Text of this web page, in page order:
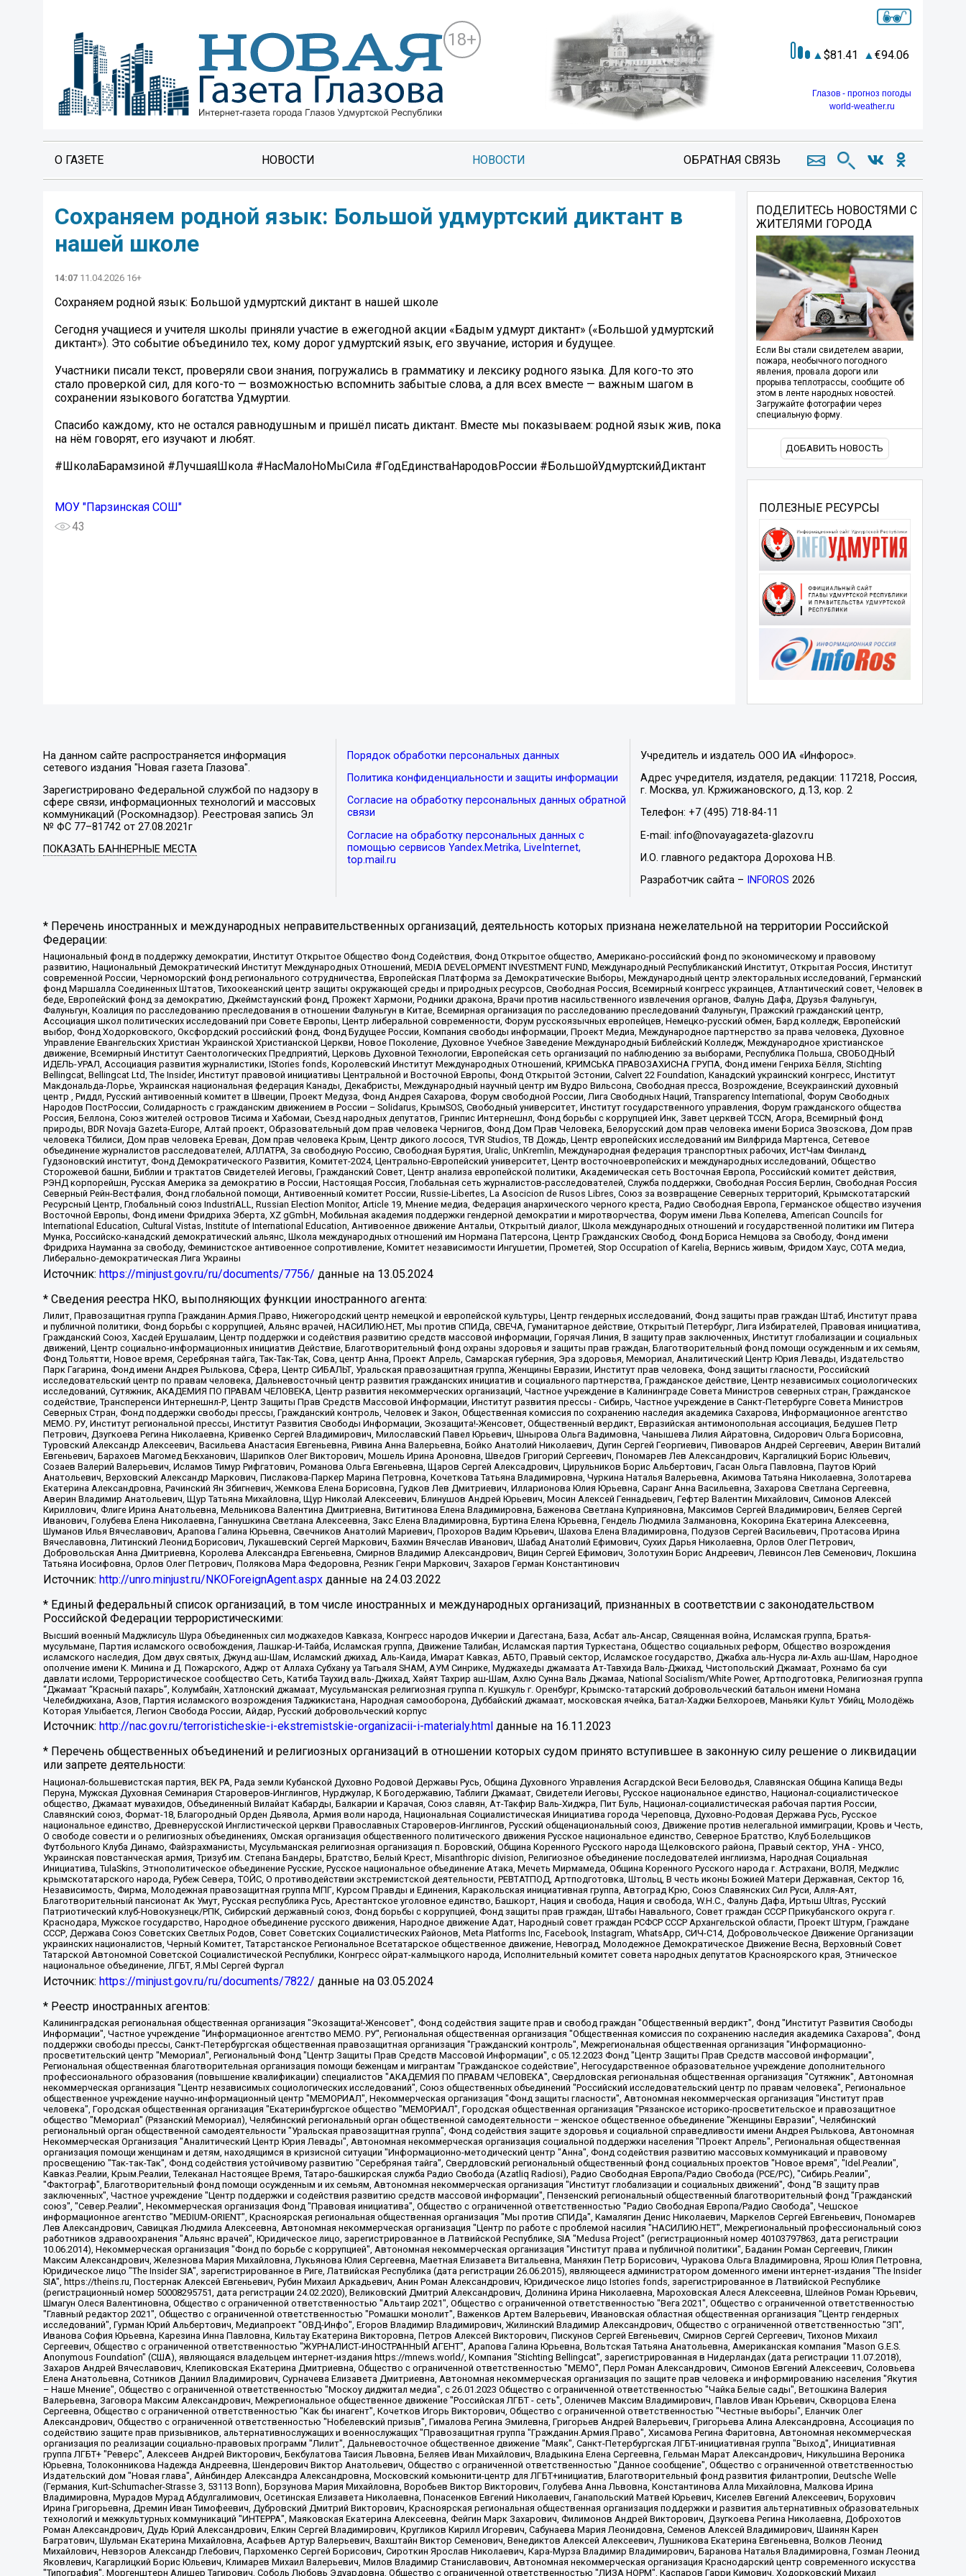
18+
81.41 94.06
Глазов - прогноз погоды
world-weather.ru
О ГАЗЕТЕ НОВОСТИ НОВОСТИ ОБРАТНАЯ СВЯЗЬ
Сохраняем родной язык: Большой удмуртский диктант в
нашей школе ️
14:07 11.04.2026 16+
Сохраняем родной язык: Большой удмуртский диктант в нашей школе ️
Сегодня учащиеся и учителя школы приняли участие в ежегодной акции «Бадӟым удмурт диктант» («Большой удмуртский
диктант»). Это событие объединило тех, кому дорог удмуртский язык, его звучание, история и будущее.
Участники писали текст, проверяли свои знания, погружались в грамматику и лексику родного языка. Для кого-то это
стало проверкой сил, для кого-то — возможностью вспомнить забытые слова, а для всех вместе — важным шагом в
сохранении языкового богатства Удмуртии.
Спасибо каждому, кто не остался равнодушным и пришёл писать диктант. Вместе мы показываем: родной язык жив, пока
на нём говорят, его изучают и любят.
#ШколаБарамзиной #ЛучшаяШкола #НасМалоНоМыСила #ГодЕдинстваНародовРоссии #БольшойУдмуртскийДиктант
МОУ "Парзинская СОШ"
43
ПОДЕЛИТЕСЬ НОВОСТЯМИ С
ЖИТЕЛЯМИ ГОРОДА
Если Вы стали свидетелем аварии,
пожара, необычного погодного
явления, провала дороги или
прорыва теплотрассы, сообщите об
этом в ленте народных новостей.
Загружайте фотографии через
специальную форму.
ДОБАВИТЬ НОВОСТЬ
ПОЛЕЗНЫЕ РЕСУРСЫ
На данном сайте распространяется информация
сетевого издания "Новая газета Глазова".
Зарегистрировано Федеральной службой по надзору в
сфере связи, информационных технологий и массовых
коммуникаций (Роскомнадзор). Реестровая запись Эл
№ ФС 77–81742 от 27.08.2021г
ПОКАЗАТЬ БАННЕРНЫЕ МЕСТА
Порядок обработки персональных данных
Политика конфиденциальности и защиты информации
Согласие на обработку персональных данных обратной
связи
Согласие на обработку персональных данных с
помощью сервисов Yandex.Metrika, LiveInternet,
top.mail.ru
Учредитель и издатель ООО ИА «Инфорос».
Адрес учредителя, издателя, редакции: 117218, Россия,
г. Москва, ул. Кржижановского, д.13, кор. 2
Телефон: +7 (495) 718-84-11
E-mail: info@novayagazeta-glazov.ru
И.О. главного редактора Дорохова Н.В.
Разработчик сайта – INFOROS 2026
* Перечень иностранных и международных неправительственных организаций, деятельность которых признана нежелательной на территории Российской
Федерации:
Национальный фонд в поддержку демократии, Институт Открытое Общество Фонд Содействия, Фонд Открытое общество, Американо-российский фонд по экономическому и правовому
развитию, Национальный Демократический Институт Международных Отношений, MEDIA DEVELOPMENT INVESTMENT FUND, Международный Республиканский Институт, Открытая Россия, Институт
современной России, Черноморский фонд регионального сотрудничества, Европейская Платформа за Демократические Выборы, Международный центр электоральных исследований, Германский
фонд Маршалла Соединенных Штатов, Тихоокеанский центр защиты окружающей среды и природных ресурсов, Свободная Россия, Всемирный конгресс украинцев, Атлантический совет, Человек в
беде, Европейский фонд за демократию, Джеймстаунский фонд, Прожект Хармони, Родники дракона, Врачи против насильственного извлечения органов, Фалунь Дафа, Друзья Фалуньгун,
Фалуньгун, Коалиция по расследованию преследования в отношении Фалуньгун в Китае, Всемирная организация по расследованию преследований Фалуньгун, Пражский гражданский центр,
Ассоциация школ политических исследований при Совете Европы, Центр либеральной современности, Форум русскоязычных европейцев, Немецко-русский обмен, Бард колледж, Европейский
выбор, Фонд Ходорковского, Оксфордский российский фонд, Фонд Будущее России, Компания свободы информации, Проект Медиа, Международное партнерство за права человека, Духовное
Управление Евангельских Христиан Украинской Христианской Церкви, Новое Поколение, Духовное Учебное Заведение Международный Библейский Колледж, Международное христианское
движение, Всемирный Институт Саентологических Предприятий, Церковь Духовной Технологии, Европейская сеть организаций по наблюдению за выборами, Республика Польша, СВОБОДНЫЙ
ИДЕЛЬ-УРАЛ, Ассоциация развития журналистики, IStories fonds, Королевский Институт Международных Отношений, КРИМСЬКА ПРАВОЗАХИСНА ГРУПА, Фонд имени Генриха Бёлля, Stichting
Bellingcat, Bellingcat Ltd, The Insider, Институт правовой инициативы Центральной и Восточной Европы, Фонд Открытой Эстонии, Calvert 22 Foundation, Канадский украинский конгресс, Институт
Макдональда-Лорье, Украинская национальная федерация Канады, Декабристы, Международный научный центр им Вудро Вильсона, Свободная пресса, Возрождение, Всеукраинский духовный
центр , Риддл, Русский антивоенный комитет в Швеции, Проект Медуза, Фонд Андрея Сахарова, Форум свободной России, Лига Свободных Наций, Transparеncy International, Форум Свободных
Народов ПостРоссии, Солидарность с гражданским движением в России – Solidarus, КрымSOS, Свободный университет, Институт государственного управления, Форум гражданского общества
Россия, Беллона, Союз жителей островов Тисима и Хабомаи, Съезд народных депутатов, Гринпис Интернешнл, Фонд борьбы с коррупцией Инк, Завет церквей TCCN, Агора, Всемирный фонд
природы, BDR Novaja Gazeta-Europe, Алтай проект, Образовательный дом прав человека Чернигов, Фонд Дом Прав Человека, Белорусский дом прав человека имени Бориса Звозскова, Дом прав
человека Тбилиси, Дом прав человека Ереван, Дом прав человека Крым, Центр дикого лосося, TVR Studios, ТВ Дождь, Центр европейских исследований им Вилфрида Мартенса, Сетевое
объединение журналистов расследователей, АЛЛАТРА, За свободную Россию, Свободная Бурятия, Uralic, UnKremlin, Международная федерация транспортных рабочих, ИстЧам Финланд,
Гудзоновский институт, Фонд Демократического Развития, Комитет-2024, Центрально-Европейский университет, Центр восточноевропейских и международных исследований, Общество
Сторожевой башни, Библии и трактатов Свидетелей Иеговы, Гражданский Совет, Центр анализа европейской политики, Академическая сеть Восточная Европа, Российский комитет действия,
РЭНД корпорейшн, Русская Америка за демократию в России, Настоящая Россия, Глобальная сеть журналистов-расследователей, Служба поддержки, Свободная Россия Берлин, Свободная Россия
Северный Рейн-Вестфалия, Фонд глобальной помощи, Антивоенный комитет России, Russie-Libertes, La Asocicion de Rusos Libres, Союз за возвращение Северных территорий, Крымскотатарский
Ресурсный Центр, Глобальный союз IndustriALL, Russian Election Monitor, Article 19, Мнение медиа, Федерация анархического черного креста, Радио Свободная Европа, Германское общество изучения
Восточной Европы, Фонд имени Фридриха Эберта, XZ gGmbH, Мобильная академия поддержки гендерной демократии и миротворчества, Форум имени Льва Копелева, American Councils for
International Education, Cultural Vistas, Institute of International Education, Антивоенное движение Антальи, Открытый диалог, Школа международных отношений и государственной политики им Питера
Мунка, Российско-канадский демократический альянс, Школа международных отношений им Нормана Патерсона, Центр Гражданских Свобод, Фонд Бориса Немцова за Свободу, Фонд имени
Фридриха Науманна за свободу, Феминистское антивоенное сопротивление, Комитет независимости Ингушетии, Прометей, Stop Occupation of Karelia, Вернись живым, Фридом Хаус, СОТА медиа,
Либерально-демократическая Лига Украины
Источник: https://minjust.gov.ru/ru/documents/7756/ данные на 13.05.2024
* Сведения реестра НКО, выполняющих функции иностранного агента:
Лилит, Правозащитная группа Гражданин.Армия.Право, Нижегородский центр немецкой и европейской культуры, Центр гендерных исследований, Фонд защиты прав граждан Штаб, Институт права
и публичной политики, Фонд борьбы с коррупцией, Альянс врачей, НАСИЛИЮ.НЕТ, Мы против СПИДа, СВЕЧА, Гуманитарное действие, Открытый Петербург, Лига Избирателей, Правовая инициатива,
Гражданский Союз, Хасдей Ерушалаим, Центр поддержки и содействия развитию средств массовой информации, Горячая Линия, В защиту прав заключенных, Институт глобализации и социальных
движений, Центр социально-информационных инициатив Действие, Благотворительный фонд охраны здоровья и защиты прав граждан, Благотворительный фонд помощи осужденным и их семьям,
Фонд Тольятти, Новое время, Серебряная тайга, Так-Так-Так, Сова, центр Анна, Проект Апрель, Самарская губерния, Эра здоровья, Мемориал, Аналитический Центр Юрия Левады, Издательство
Парк Гагарина, Фонд имени Андрея Рылькова, Сфера, Центр СИБАЛЬТ, Уральская правозащитная группа, Женщины Евразии, Институт прав человека, Фонд защиты гласности, Российский
исследовательский центр по правам человека, Дальневосточный центр развития гражданских инициатив и социального партнерства, Гражданское действие, Центр независимых социологических
исследований, Сутяжник, АКАДЕМИЯ ПО ПРАВАМ ЧЕЛОВЕКА, Центр развития некоммерческих организаций, Частное учреждение в Калининграде Совета Министров северных стран, Гражданское
содействие, Трансперенси Интернешнл-Р, Центр Защиты Прав Средств Массовой Информации, Институт развития прессы - Сибирь, Частное учреждение в Санкт-Петербурге Совета Министров
Северных Стран, Фонд поддержки свободы прессы, Гражданский контроль, Человек и Закон, Общественная комиссия по сохранению наследия академика Сахарова, Информационное агентство
МЕМО. РУ, Институт региональной прессы, Институт Развития Свободы Информации, Экозащита!-Женсовет, Общественный вердикт, Евразийская антимонопольная ассоциация, Бедушев Петр
Петрович, Дзугкоева Регина Николаевна, Кривенко Сергей Владимирович, Милославский Павел Юрьевич, Шнырова Ольга Вадимовна, Чанышева Лилия Айратовна, Сидорович Ольга Борисовна,
Туровский Александр Алексеевич, Васильева Анастасия Евгеньевна, Ривина Анна Валерьевна, Бойко Анатолий Николаевич, Дугин Сергей Георгиевич, Пивоваров Андрей Сергеевич, Аверин Виталий
Евгеньевич, Барахоев Магомед Бекханович, Шарипков Олег Викторович, Мошель Ирина Ароновна, Шведов Григорий Сергеевич, Пономарев Лев Александрович, Каргалицкий Борис Юльевич,
Созаев Валерий Валерьевич, Исламов Тимур Рифгатович, Романова Ольга Евгеньевна, Щаров Сергей Алексадрович, Цирульников Борис Альбертович, Гасан Ольга Павловна, Паутов Юрий
Анатольевич, Верховский Александр Маркович, Пислакова-Паркер Марина Петровна, Кочеткова Татьяна Владимировна, Чуркина Наталья Валерьевна, Акимова Татьяна Николаевна, Золотарева
Екатерина Александровна, Рачинский Ян Збигневич, Жемкова Елена Борисовна, Гудков Лев Дмитриевич, Илларионова Юлия Юрьевна, Саранг Анна Васильевна, Захарова Светлана Сергеевна,
Аверин Владимир Анатольевич, Щур Татьяна Михайловна, Щур Николай Алексеевич, Блинушов Андрей Юрьевич, Мосин Алексей Геннадьевич, Гефтер Валентин Михайлович, Симонов Алексей
Кириллович, Флиге Ирина Анатольевна, Мельникова Валентина Дмитриевна, Вититинова Елена Владимировна, Баженова Светлана Куприяновна, Максимов Сергей Владимирович, Беляев Сергей
Иванович, Голубева Елена Николаевна, Ганнушкина Светлана Алексеевна, Закс Елена Владимировна, Буртина Елена Юрьевна, Гендель Людмила Залмановна, Кокорина Екатерина Алексеевна,
Шуманов Илья Вячеславович, Арапова Галина Юрьевна, Свечников Анатолий Мариевич, Прохоров Вадим Юрьевич, Шахова Елена Владимировна, Подузов Сергей Васильевич, Протасова Ирина
Вячеславовна, Литинский Леонид Борисович, Лукашевский Сергей Маркович, Бахмин Вячеслав Иванович, Шабад Анатолий Ефимович, Сухих Дарья Николаевна, Орлов Олег Петрович,
Добровольская Анна Дмитриевна, Королева Александра Евгеньевна, Смирнов Владимир Александрович, Вицин Сергей Ефимович, Золотухин Борис Андреевич, Левинсон Лев Семенович, Локшина
Татьяна Иосифовна, Орлов Олег Петрович, Полякова Мара Федоровна, Резник Генри Маркович, Захаров Герман Константинович
Источник: http://unro.minjust.ru/NKOForeignAgent.aspx данные на 24.03.2022
* Единый федеральный список организаций, в том числе иностранных и международных организаций, признанных в соответствии с законодательством
Российской Федерации террористическими:
Высший военный Маджлисуль Шура Объединенных сил моджахедов Кавказа, Конгресс народов Ичкерии и Дагестана, База, Асбат аль-Ансар, Священная война, Исламская группа, Братья-
мусульмане, Партия исламского освобождения, Лашкар-И-Тайба, Исламская группа, Движение Талибан, Исламская партия Туркестана, Общество социальных реформ, Общество возрождения
исламского наследия, Дом двух святых, Джунд аш-Шам, Исламский джихад, Аль-Каида, Имарат Кавказ, АБТО, Правый сектор, Исламское государство, Джабха аль-Нусра ли-Ахль аш-Шам, Народное
ополчение имени К. Минина и Д. Пожарского, Аджр от Аллаха Субхану уа Тагьаля SHAM, АУМ Синрике, Муджахеды джамаата Ат-Тавхида Валь-Джихад, Чистопольский Джамаат, Рохнамо ба суи
давлати исломи, Террористическое сообщество Сеть, Катиба Таухид валь-Джихад, Хайят Тахрир аш-Шам, Ахлю Сунна Валь Джамаа, National Socialism/White Power, Артподготовка, Религиозная группа
“Джамаат “Красный пахарь”, Колумбайн, Хатлонский джамаат, Мусульманская религиозная группа п. Кушкуль г. Оренбург, Крымско-татарский добровольческий батальон имени Номана
Челебиджихана, Азов, Партия исламского возрождения Таджикистана, Народная самооборона, Дуббайский джамаат, московская ячейка, Батал-Хаджи Белхороев, Маньяки Культ Убийц, Молодёжь
Которая Улыбается, Легион Свобода России, Айдар, Русский добровольческий корпус
Источник: http://nac.gov.ru/terroristicheskie-i-ekstremistskie-organizacii-i-materialy.html данные на 16.11.2023
* Перечень общественных объединений и религиозных организаций в отношении которых судом принято вступившее в законную силу решение о ликвидации
или запрете деятельности:
Национал-большевистская партия, ВЕК РА, Рада земли Кубанской Духовно Родовой Державы Русь, Община Духовного Управления Асгардской Веси Беловодья, Славянская Община Капища Веды
Перуна, Мужская Духовная Семинария Староверов-Инглингов, Нурджулар, К Богодержавию, Таблиги Джамаат, Свидетели Иеговы, Русское национальное единство, Национал-социалистическое
общество, Джамаат мувахидов, Объединенный Вилайат Кабарды, Балкарии и Карачая, Союз славян, Ат-Такфир Валь-Хиджра, Пит Буль, Национал-социалистическая рабочая партия России,
Славянский союз, Формат-18, Благородный Орден Дьявола, Армия воли народа, Национальная Социалистическая Инициатива города Череповца, Духовно-Родовая Держава Русь, Русское
национальное единство, Древнерусской Инглистической церкви Православных Староверов-Инглингов, Русский общенациональный союз, Движение против нелегальной иммиграции, Кровь и Честь,
О свободе совести и о религиозных объединениях, Омская организация общественного политического движения Русское национальное единство, Северное Братство, Клуб Болельщиков
Футбольного Клуба Динамо, Файзрахманисты, Мусульманская религиозная организация п. Боровский, Община Коренного Русского народа Щелковского района, Правый сектор, УНА - УНСО,
Украинская повстанческая армия, Тризуб им. Степана Бандеры, Братство, Белый Крест, Misanthropic division, Религиозное объединение последователей инглиизма, Народная Социальная
Инициатива, TulaSkins, Этнополитическое объединение Русские, Русское национальное объединение Атака, Мечеть Мирмамеда, Община Коренного Русского народа г. Астрахани, ВОЛЯ, Меджлис
крымскотатарского народа, Рубеж Севера, ТОЙС, О противодействии экстремистской деятельности, РЕВТАТПОД, Артподготовка, Штольц, В честь иконы Божией Матери Державная, Сектор 16,
Независимость, Фирма, Молодежная правозащитная группа МПГ, Курсом Правды и Единения, Каракольская инициативная группа, Автоград Крю, Союз Славянских Сил Руси, Алля-Аят,
Благотворительный пансионат Ак Умут, Русская республика Русь, Арестантское уголовное единство, Башкорт, Нация и свобода, Нация и свобода, W.H.С., Фалунь Дафа, Иртыш Ultras, Русский
Патриотический клуб-Новокузнецк/РПК, Сибирский державный союз, Фонд борьбы с коррупцией, Фонд защиты прав граждан, Штабы Навального, Совет граждан СССР Прикубанского округа г.
Краснодара, Мужское государство, Народное объединение русского движения, Народное движение Адат, Народный совет граждан РСФСР СССР Архангельской области, Проект Штурм, Граждане
СССР, Держава Союз Советских Светлых Родов, Совет Советских Социалистических Районов, Meta Platforms Inc, Facebook, Instagram, WhatsApp, СИЧ-С14, Добровольческое Движение Организации
украинских националистов, Черный Комитет, Татарстанское Региональное Всетатарское общественное движение, Невоград, Молодежное Демократическое Движение Весна, Верховный Совет
Татарской Автономной Советской Социалистической Республики, Конгресс ойрат-калмыцкого народа, Исполнительный комитет совета народных депутатов Красноярского края, Этническое
национальное объединение, ЛГБТ, Я.МЫ Сергей Фургал
Источник: https://minjust.gov.ru/ru/documents/7822/ данные на 03.05.2024
* Реестр иностранных агентов:
Калининградская региональная общественная организация "Экозащита!-Женсовет", Фонд содействия защите прав и свобод граждан "Общественный вердикт", Фонд "Институт Развития Свободы Информации", Частное учреждение "Информационное агентство МЕМО. РУ", Региональная общественная организация "Общественная комиссия по сохранению наследия академика Сахарова", Фонд поддержки свободы прессы, Санкт-Петербургская общественная правозащитная организация "Гражданский контроль", Межрегиональная общественная организация "Информационно-просветительский центр "Мемориал", Региональный Фонд "Центр Защиты Прав Средств Массовой Информации", с 05.12.2023 Фонд "Центр Защиты Прав Средств массовой информации", Региональная общественная благотворительная организация помощи беженцам и мигрантам "Гражданское содействие", Негосударственное образовательное учреждение дополнительного профессионального образования (повышение квалификации) специалистов "АКАДЕМИЯ ПО ПРАВАМ ЧЕЛОВЕКА", Свердловская региональная общественная организация "Сутяжник", Автономная некоммерческая организация "Центр независимых социологических исследований", Союз общественных объединений "Российский исследовательский центр по правам человека", Региональное общественное учреждение научно-информационный центр "МЕМОРИАЛ", Некоммерческая организация "Фонд защиты гласности", Автономная некоммерческая организация "Институт прав человека", Городская общественная организация "Екатеринбургское общество "МЕМОРИАЛ", Городская общественная организация "Рязанское историко-просветительское и правозащитное общество "Мемориал" (Рязанский Мемориал), Челябинский региональный орган общественной самодеятельности – женское общественное объединение "Женщины Евразии", Челябинский региональный орган общественной самодеятельности "Уральская правозащитная группа", Фонд содействия защите здоровья и социальной справедливости имени Андрея Рылькова, Автономная Некоммерческая Организация "Аналитический Центр Юрия Левады", Автономная некоммерческая организация социальной поддержки населения "Проект Апрель", Региональная общественная организация помощи женщинам и детям, находящимся в кризисной ситуации "Информационно-методический центр "Анна", Фонд содействия развитию массовых коммуникаций и правовому просвещению "Так-так-Так", Фонд содействия устойчивому развитию "Серебряная тайга", Свердловский региональный общественный фонд социальных проектов "Новое время", "Idel.Реалии", Кавказ.Реалии, Крым.Реалии, Телеканал Настоящее Время, Татаро-башкирская служба Радио Свобода (Azatliq Radiosi), Радио Свободная Европа/Радио Свобода (PCE/PC), "Сибирь.Реалии", "Фактограф", Благотворительный фонд помощи осужденным и их семьям, Автономная некоммерческая организация "Институт глобализации и социальных движений", Фонд "В защиту прав заключенных", Частное учреждение "Центр поддержки и содействия развитию средств массовой информации", Пензенский региональный общественный благотворительный фонд "Гражданский союз", "Север.Реалии", Некоммерческая организация Фонд "Правовая инициатива", Общество с ограниченной ответственностью "Радио Свободная Европа/Радио Свобода", Чешское информационное агентство "MEDIUM-ORIENT", Красноярская региональная общественная организация "Мы против СПИДа", Камалягин Денис Николаевич, Маркелов Сергей Евгеньевич, Пономарев Лев Александрович, Савицкая Людмила Алексеевна, Автономная некоммерческая организация "Центр по работе с проблемой насилия "НАСИЛИЮ.НЕТ", Межрегиональный профессиональный союз работников здравоохранения "Альянс врачей", Юридическое лицо, зарегистрированное в Латвийской Республике, SIA "Medusa Project" (регистрационный номер 40103797863, дата регистрации 10.06.2014), Некоммерческая организация "Фонд по борьбе с коррупцией", Автономная некоммерческая организация "Институт права и публичной политики", Баданин Роман Сергеевич, Гликин Максим Александрович, Железнова Мария Михайловна, Лукьянова Юлия Сергеевна, Маетная Елизавета Витальевна, Маняхин Петр Борисович, Чуракова Ольга Владимировна, Ярош Юлия Петровна, Юридическое лицо "The Insider SIA", зарегистрированное в Риге, Латвийская Республика (дата регистрации 26.06.2015), являющееся администратором доменного имени интернет-издания "The Insider SIA", https://theins.ru, Постернак Алексей Евгеньевич, Рубин Михаил Аркадьевич, Анин Роман Александрович, Юридическое лицо Istories fonds, зарегистрированное в Латвийской Республике (регистрационный номер 50008295751, дата регистрации 24.02.2020), Великовский Дмитрий Александрович, Долинина Ирина Николаевна, Мароховская Алеся Алексеевна, Шлейнов Роман Юрьевич, Шмагун Олеся Валентиновна, Общество с ограниченной ответственностью "Альтаир 2021", Общество с ограниченной ответственностью "Вега 2021", Общество с ограниченной ответственностью "Главный редактор 2021", Общество с ограниченной ответственностью "Ромашки монолит", Важенков Артем Валерьевич, Ивановская областная общественная организация "Центр гендерных исследований", Гурман Юрий Альбертович, Медиапроект "ОВД-Инфо", Егоров Владимир Владимирович, Жилинский Владимир Александрович, Общество с ограниченной ответственностью "ЗП", Иванова София Юрьевна, Карезина Инна Павловна, Кильтау Екатерина Викторовна, Петров Алексей Викторович, Пискунов Сергей Евгеньевич, Смирнов Сергей Сергеевич, Тихонов Михаил Сергеевич, Общество с ограниченной ответственностью "ЖУРНАЛИСТ-ИНОСТРАННЫЙ АГЕНТ", Арапова Галина Юрьевна, Вольтская Татьяна Анатольевна, Американская компания "Mason G.E.S. Anonymous Foundation" (США), являющаяся владельцем интернет-издания https://mnews.world/, Компания "Stichting Bellingcat", зарегистрированная в Нидерландах (дата регистрации 11.07.2018), Захаров Андрей Вячеславович, Клепиковская Екатерина Дмитриевна, Общество с ограниченной ответственностью "МЕМО", Перл Роман Александрович, Симонов Евгений Алексеевич, Соловьева Елена Анатольевна, Сотников Даниил Владимирович, Сурначева Елизавета Дмитриевна, Автономная некоммерческая организация по защите прав человека и информированию населения "Якутия – Наше Мнение", Общество с ограниченной ответственностью "Москоу диджитал медиа", с 26.01.2023 Общество с ограниченной ответственностью "Чайка Белые сады", Ветошкина Валерия Валерьевна, Заговора Максим Александрович, Межрегиональное общественное движение "Российская ЛГБТ - сеть", Оленичев Максим Владимирович, Павлов Иван Юрьевич, Скворцова Елена Сергеевна, Общество с ограниченной ответственностью "Как бы инагент", Кочетков Игорь Викторович, Общество с ограниченной ответственностью "Честные выборы", Еланчик Олег Александрович, Общество с ограниченной ответственностью "Нобелевский призыв", Гималова Регина Эмилевна, Григорьев Андрей Валерьевич, Григорьева Алина Александровна, Ассоциация по содействию защите прав призывников, альтернативнослужащих и военнослужащих "Правозащитная группа "Гражданин.Армия.Право", Хисамова Регина Фаритовна, Автономная некоммерческая организация по реализации социально-правовых программ "Лилит", Дальневосточное общественное движение "Маяк", Санкт-Петербургская ЛГБТ-инициативная группа "Выход", Инициативная группа ЛГБТ+ "Реверс", Алексеев Андрей Викторович, Бекбулатова Таисия Львовна, Беляев Иван Михайлович, Владыкина Елена Сергеевна, Гельман Марат Александрович, Никульшина Вероника Юрьевна, Толоконникова Надежда Андреевна, Шендерович Виктор Анатольевич, Общество с ограниченной ответственностью "Данное сообщение", Общество с ограниченной ответственностью Издательский дом "Новая глава", Айнбиндер Александра Александровна, Московский комьюнити-центр для ЛГБТ+инициатив, Благотворительный фонд развития филантропии, Deutsche Welle (Германия, Kurt-Schumacher-Strasse 3, 53113 Bonn), Борзунова Мария Михайловна, Воробьев Виктор Викторович, Голубева Анна Львовна, Константинова Алла Михайловна, Малкова Ирина Владимировна, Мурадов Мурад Абдулгалимович, Осетинская Елизавета Николаевна, Понасенков Евгений Николаевич, Ганапольский Матвей Юрьевич, Киселев Евгений Алексеевич, Борухович Ирина Григорьевна, Дремин Иван Тимофеевич, Дубровский Дмитрий Викторович, Красноярская региональная общественная организация поддержки и развития альтернативных образовательных технологий и межкультурных коммуникаций "ИНТЕРРА", Маяковская Екатерина Алексеевна, Фейгин Марк Захарович, Филимонов Андрей Викторович, Дзугкоева Регина Николаевна, Доброхотов Роман Александрович, Дудь Юрий Александрович, Елкин Сергей Владимирович, Кругликов Кирилл Игоревич, Сабунаева Мария Леонидовна, Семенов Алексей Владимирович, Шаинян Карен Багратович, Шульман Екатерина Михайловна, Асафьев Артур Валерьевич, Вахштайн Виктор Семенович, Венедиктов Алексей Алексеевич, Лушникова Екатерина Евгеньевна, Волков Леонид Михайлович, Невзоров Александр Глебович, Пархоменко Сергей Борисович, Сироткин Ярослав Николаевич, Кара-Мурза Владимир Владимирович, Баранова Наталья Владимировна, Гозман Леонид Яковлевич, Кагарлицкий Борис Юльевич, Климарев Михаил Валерьевич, Милов Владимир Станиславович, Автономная некоммерческая организация Краснодарский центр современного искусства "Типография", Моргенштерн Алишер Тагирович, Соболь Любовь Эдуардовна, Общество с ограниченной ответственностью "ЛИЗА НОРМ", Каспаров Гарри Кимович, Ходорковский Михаил Борисович, Общество с ограниченной ответственностью "Апрельские тезисы", Данилович Ирина Брониславовна, Кашин Олег Владимирович, Петров Николай Владимирович, Пивоваров Алексей Владимирович, Соколов Михаил Владимирович, Цветкова Юлия Владимировна, Чичваркин Евгений Александрович, Комитет против пыток/Команда против пыток, Общество с ограниченной ответственностью "Первый научный", Общество с ограниченной ответственностью "Вертолет и ко", Белоцерковская Вероника Борисовна, Кац Максим Евгеньевич, Лазарева Татьяна Юрьевна, Шаведдинов Руслан Табризович, Яшин Илья Валерьевич, Общество с ограниченной ответственностью "Иноагент ААВ", Алешковский Дмитрий Петрович, Альбац Евгения Марковна, Быков Дмитрий Львович, Галямина Юлия Евгеньевна, Лойко Сергей Леонидович, Мартынов Кирилл Константинович, Медведев Сергей Александрович, Крашенинников Федор Геннадиевич, Гордеева Катерина Вл